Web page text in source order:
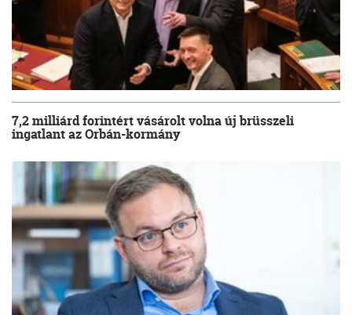
7,2 milliárd forintért vásárolt volna új brüsszeli
ingatlant az Orbán-kormány